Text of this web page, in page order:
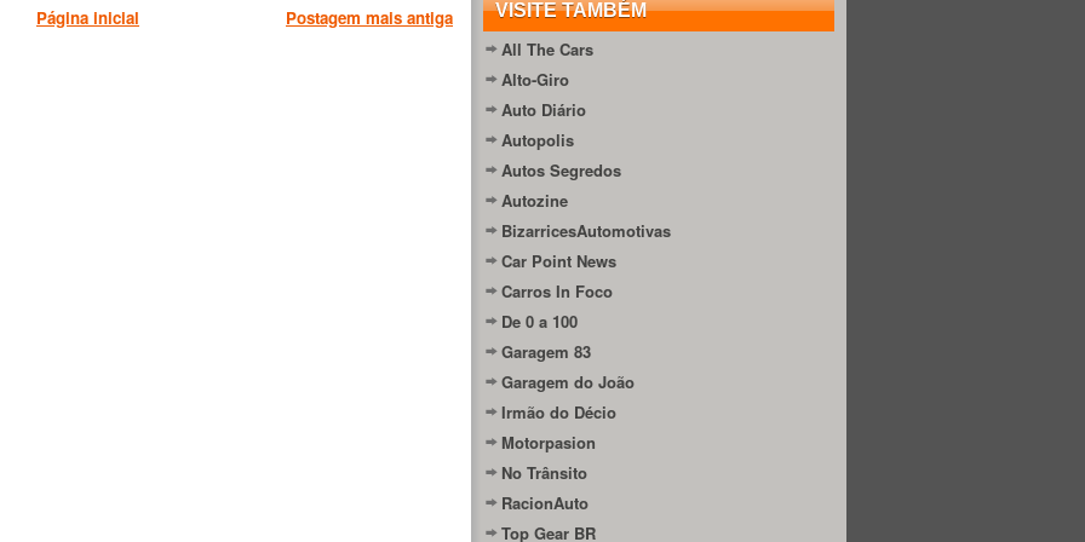
Postagem mais antiga
Página inicial VISITE TAMBÉM
All The Cars
Alto-Giro
Auto Diário
Autopolis
Autos Segredos
Autozine
BizarricesAutomotivas
Car Point News
Carros In Foco
De 0 a 100
Garagem 83
Garagem do João
Irmão do Décio
Motorpasion
No Trânsito
RacionAuto
Top Gear BR